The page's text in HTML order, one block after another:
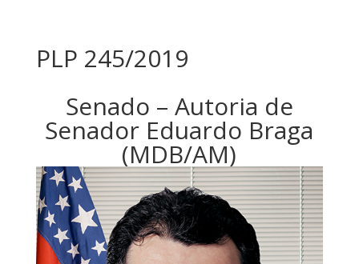
PLP 245/2019
Senado – Autoria de
Senador Eduardo Braga
(MDB/AM)